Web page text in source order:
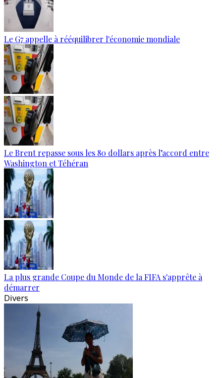
Le G7 appelle à rééquilibrer l'économie mondiale
Le Brent repasse sous les 80 dollars après l’accord entre
Washington et Téhéran
La plus grande Coupe du Monde de la FIFA s'apprête à
démarrer
Divers